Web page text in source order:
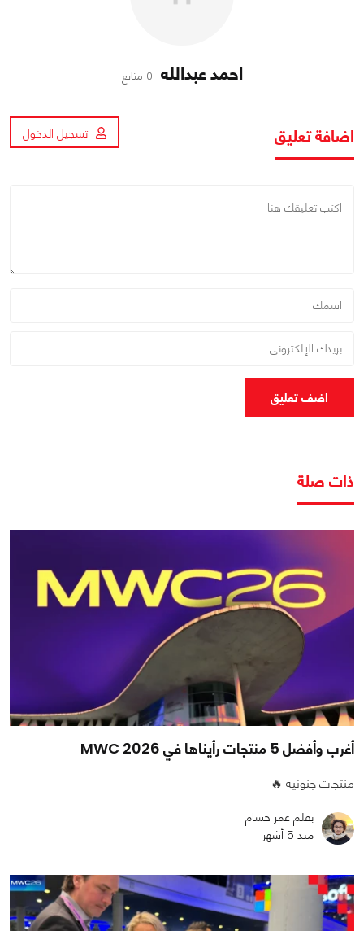
احمد عبدالله 0 متابع
اضافة تعليق تسجيل الدخول
اضف تعليق
ذات صلة
أغرب وأفضل 5 منتجات رأيناها في MWC 2026
منتجات جنونية 🔥
بقلم عمر حسام
منذ 5 أشهر